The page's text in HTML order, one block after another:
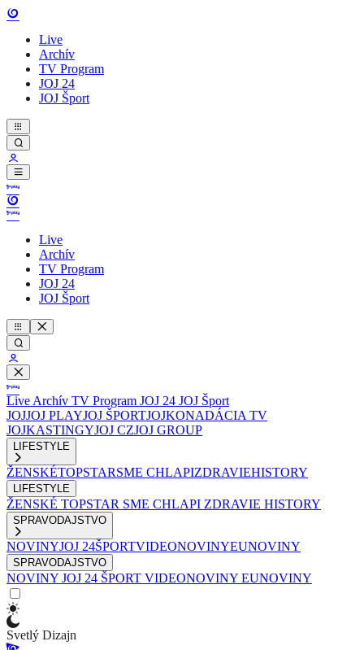
Live
Archív
TV Program
JOJ 24
JOJ Šport
Live
Archív
TV Program
JOJ 24
JOJ Šport
Live Archív TV Program JOJ 24 JOJ Šport
JOJJOJ PLAYJOJ ŠPORTJOJKONADÁCIA TV
JOJKASTINGYJOJ CZJOJ GROUP
LIFESTYLE
ŽENSKÉTOPSTARSME CHLAPIZDRAVIEHISTORY
LIFESTYLE
ŽENSKÉ TOPSTAR SME CHLAPI ZDRAVIE HISTORY
SPRAVODAJSTVO
NOVINYJOJ 24ŠPORTVIDEONOVINYEUNOVINY
SPRAVODAJSTVO
NOVINY JOJ 24 ŠPORT VIDEONOVINY EUNOVINY
Svetlý Dizajn